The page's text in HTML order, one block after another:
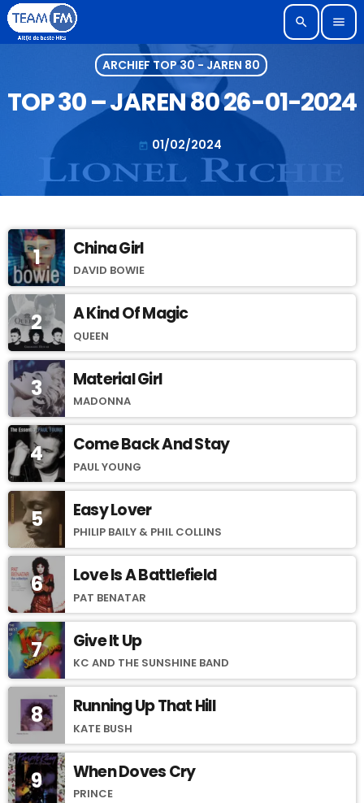
search menu
ARCHIEF TOP 30 - JAREN 80
TOP 30 – JAREN 80 26-01-2024
today 01/02/2024
1 China Girl
DAVID BOWIE
2 A Kind Of Magic
QUEEN
3 Material Girl
MADONNA
4 Come Back And Stay
PAUL YOUNG
5 Easy Lover
PHILIP BAILY & PHIL COLLINS
6 Love Is A Battlefield
PAT BENATAR
7 Give It Up
KC AND THE SUNSHINE BAND
8 Running Up That Hill
KATE BUSH
9 When Doves Cry
PRINCE